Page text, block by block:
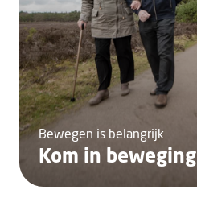
Bewegen is belangrijk
Kom in beweging